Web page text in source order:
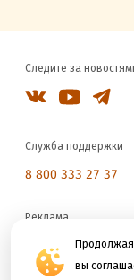
Продолжая
вы
Следите за
Служба поддержки
8 800 333 27 37
Реклама
reklama@litres.ru